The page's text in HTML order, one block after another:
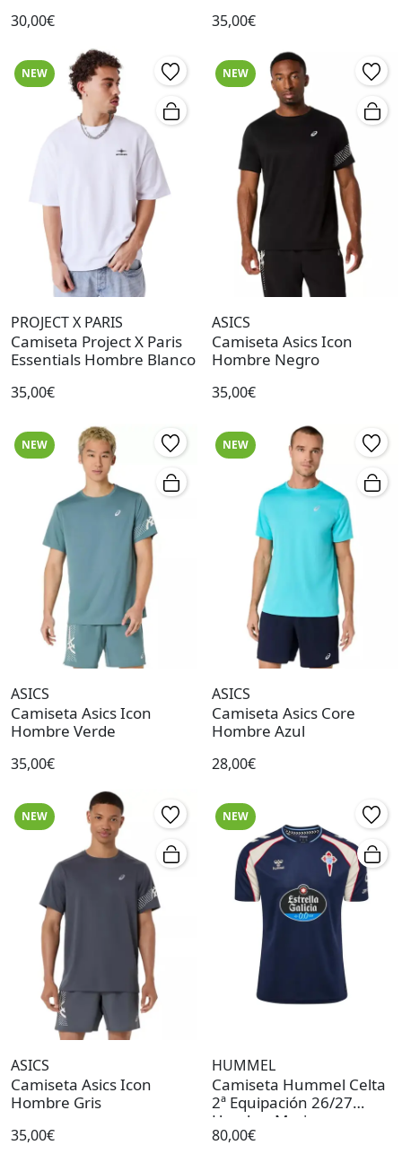
30,00€ 35,00€
NEW
PROJECT X PARIS
Camiseta Project X Paris
Essentials Hombre Blanco
35,00€
NEW
ASICS
Camiseta Asics Icon
Hombre Negro
35,00€
NEW
ASICS
Camiseta Asics Icon
Hombre Verde
35,00€
NEW
ASICS
Camiseta Asics Core
Hombre Azul
28,00€
NEW
ASICS
Camiseta Asics Icon
Hombre Gris
35,00€
NEW
HUMMEL
Camiseta Hummel Celta
2ª Equipación 26/27
Hombre Marino
80,00€